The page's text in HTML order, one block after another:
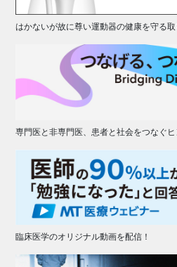
はかないが故に尊い運動器の健康を守る取
専門医と非専門医、患者と社会をつなぐ
臨床医学のオリジナル動画を配信！